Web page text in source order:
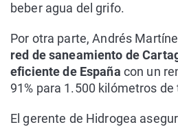
beber agua del grifo.
Por otra parte, Andrés
red de saneamiento de
eficiente de España con un
91% para 1.500 kilómetros de
El gerente de Hidrogea